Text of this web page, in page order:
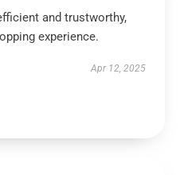
and trustworthy,
experience.
Apr 12, 2025